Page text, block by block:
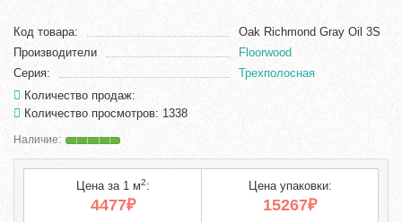
Код товара:
Oak Richmond Gray Oil 3S
Производители
Floorwood
Серия:
Трехполосная
Количество продаж:
Количество просмотров: 1338
Цена за 1 м2:
4477₽
Цена упаковки:
15267₽